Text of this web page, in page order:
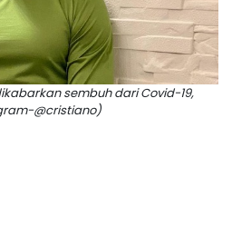
sembuh dari Covid-19,
@cristiano)